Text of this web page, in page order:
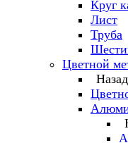
Круг
Лист
Труба
Цветной
Назад